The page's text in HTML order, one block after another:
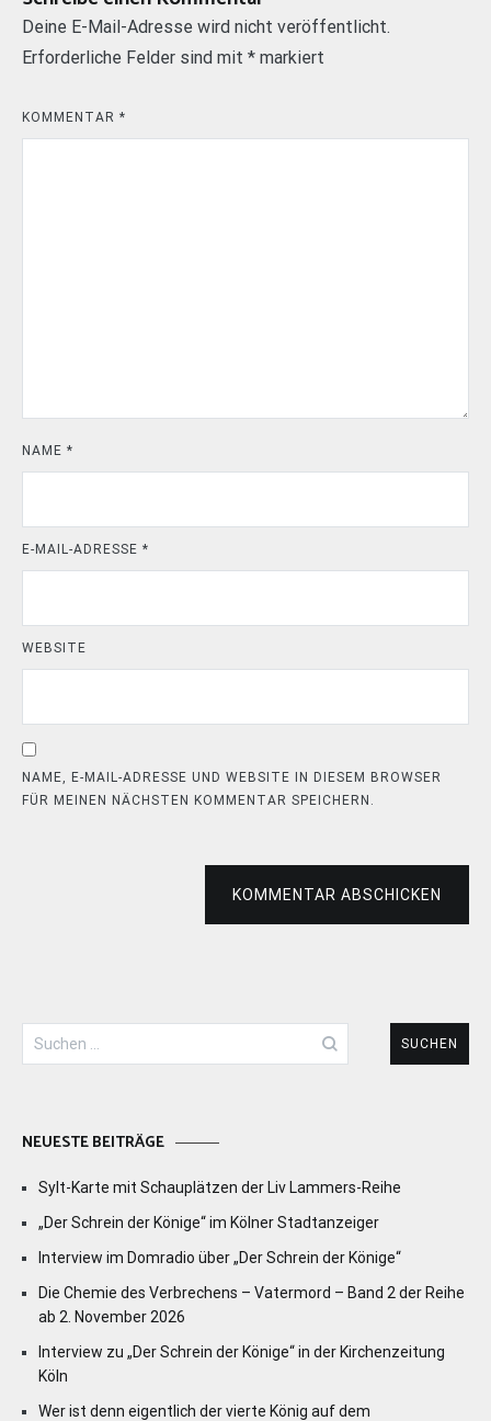
Deine E-Mail-Adresse wird nicht veröffentlicht.
Erforderliche Felder sind mit * markiert
KOMMENTAR *
NAME *
E-MAIL-ADRESSE *
WEBSITE
NAME, E-MAIL-ADRESSE UND WEBSITE IN DIESEM BROWSER
FÜR MEINEN NÄCHSTEN KOMMENTAR SPEICHERN.
KOMMENTAR ABSCHICKEN
Suchen
nach:
NEUESTE BEITRÄGE
Sylt-Karte mit Schauplätzen der Liv Lammers-Reihe
„Der Schrein der Könige“ im Kölner Stadtanzeiger
Interview im Domradio über „Der Schrein der Könige“
Die Chemie des Verbrechens – Vatermord – Band 2 der Reihe
ab 2. November 2026
Interview zu „Der Schrein der Könige“ in der Kirchenzeitung
Köln
Wer ist denn eigentlich der vierte König auf dem